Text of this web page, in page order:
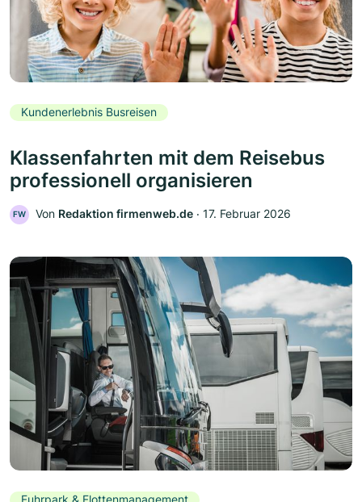
Kundenerlebnis Busreisen
Klassenfahrten mit dem Reisebus
professionell organisieren
FW Von Redaktion firmenweb.de ‧ 17. Februar 2026